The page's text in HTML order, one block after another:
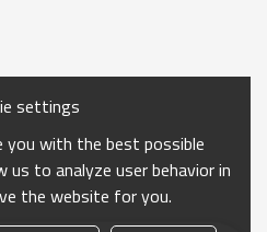
settings
you with the best possible
us to analyze user behavior in
the website for you.